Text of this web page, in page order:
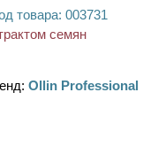
товара: 003731
Ollin Professional